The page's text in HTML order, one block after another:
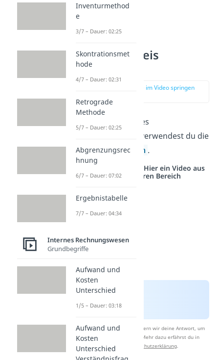
Einstandspreis
berechnen
zur Stelle im Video springen
Zum Berechnen des
Einstandspreises verwendest du die
Bezugskalkulation .
Studyflix vernetzt: Hier ein Video aus
einem anderen Bereich
Nach Beantwortung speichern wir deine Antwort, um
Studyflix zu verbessern. Mehr dazu erfährst du in
unserer
Datenschutzerklärung
Inventurmethod
e
3/7 – Dauer: 02:25
Skontrationsmet
hode
4/7 – Dauer: 02:31
Retrograde
Methode
5/7 – Dauer: 02:25
Abgrenzungsrec
hnung
6/7 – Dauer: 07:02
Ergebnistabelle
7/7 – Dauer: 04:34
Internes Rechnungswesen
Grundbegriffe
Aufwand und
Kosten
Unterschied
1/5 – Dauer: 03:18
Aufwand und
Kosten
Unterschied